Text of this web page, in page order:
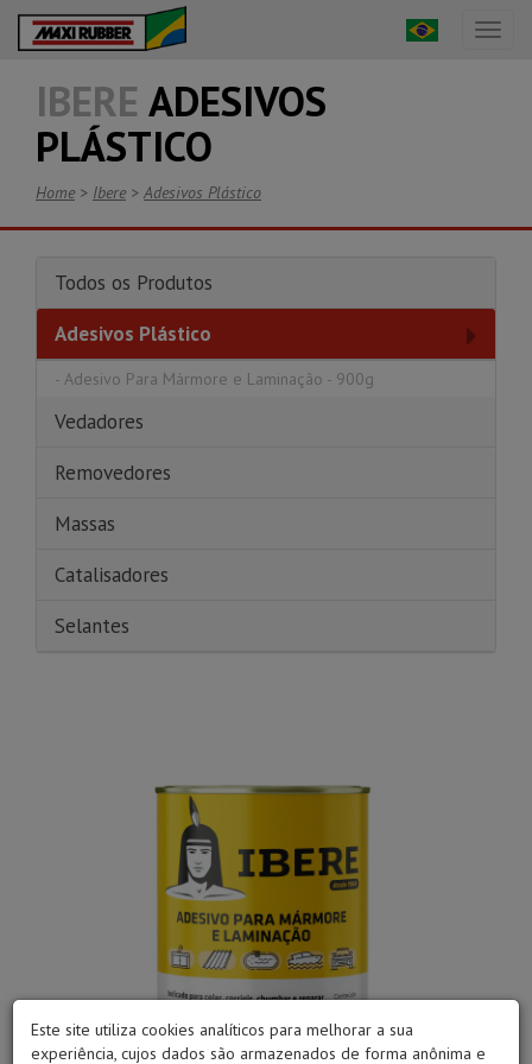
IBERE ADESIVOS
PLÁSTICO
Home > Ibere > Adesivos Plástico
Todos os Produtos
Adesivos Plástico
- Adesivo Para Mármore e Laminação - 900g
Vedadores
Removedores
Massas
Catalisadores
Selantes
Este site utiliza cookies analíticos para melhorar a sua
experiência, cujos dados são armazenados de forma anônima e